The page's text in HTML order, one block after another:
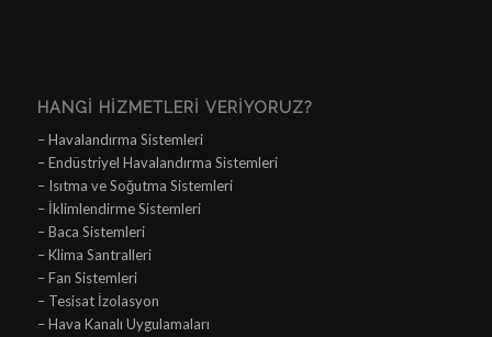
HANGI HIZMETLERI VERIYORUZ?
– Havalandırma Sistemleri
– Endüstriyel Havalandırma Sistemleri
– Isıtma ve Soğutma Sistemleri
– İklimlendirme Sistemleri
– Baca Sistemleri
– Klima Santralleri
– Fan Sistemleri
– Tesisat İzolasyon
– Hava Kanalı Uygulamaları